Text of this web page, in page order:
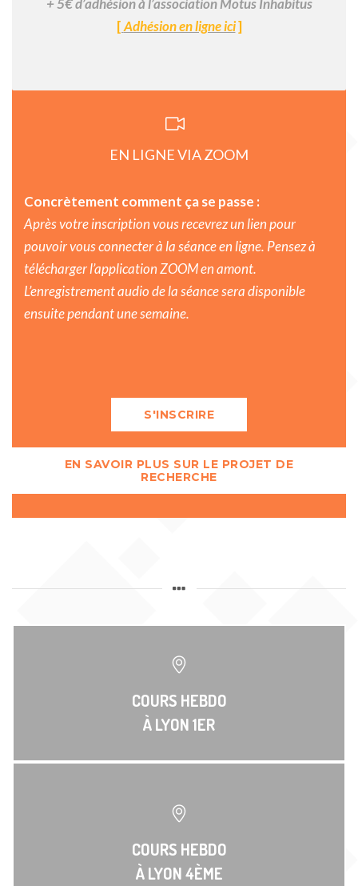
[Adhésion en ligne ici]
EN LIGNE VIA ZOOM
Concrètement comment ça se passe :
Après votre inscription vous recevrez un lien pour
pouvoir vous connecter à la séance en ligne. Pensez à
télécharger l’application ZOOM en amont.
L’enregistrement audio de la séance sera disponible
ensuite pendant une semaine.
S'INSCRIRE
EN SAVOIR PLUS SUR LE PROJET DE
RECHERCHE
COURS HEBDO
À LYON 1ER
COURS HEBDO
À LYON 4ÈME